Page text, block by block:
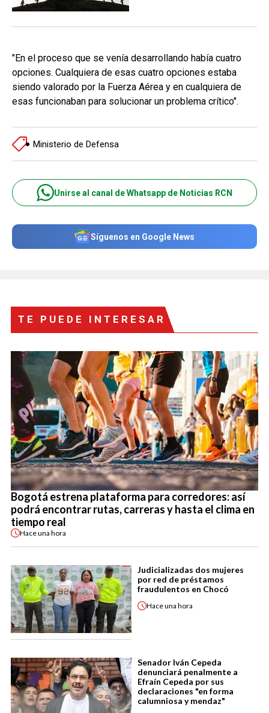
"En el proceso que se venía desarrollando había cuatro
opciones. Cualquiera de esas cuatro opciones estaba
siendo valorado por la Fuerza Aérea y en cualquiera de
esas funcionaban para solucionar un problema crítico".
Ministerio de Defensa
Unirse al canal de Whatsapp de Noticias RCN
Síguenos en Google News
TE PUEDE INTERESAR
Bogotá estrena plataforma para corredores: así
podrá encontrar rutas, carreras y hasta el clima en
tiempo real
Haceuna hora
Judicializadas dos mujeres
por red de préstamos
fraudulentos en Chocó
Haceuna hora
Senador Iván Cepeda
denunciará penalmente a
Efraín Cepeda por sus
declaraciones "en forma
calumniosa y mendaz"